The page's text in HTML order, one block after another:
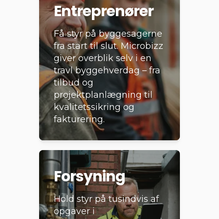
Entreprenører
Få styr på byggesagerne
fra start til slut. Microbizz
giver overblik selv i en
travl byggehverdag – fra
tilbud og
projektplanlægning til
kvalitetssikring og
fakturering.
Forsyning
Hold styr på tusindvis af
opgaver i